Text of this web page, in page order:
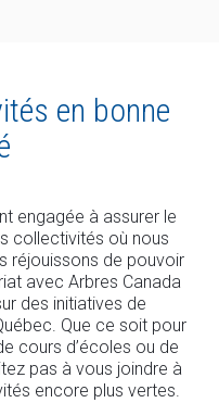
en bonne
engagée à assurer le
collectivités où nous
réjouissons de pouvoir
avec Arbres Canada
des initiatives de
Que ce soit pour
cours d’écoles ou de
pas à vous joindre à
encore plus vertes.